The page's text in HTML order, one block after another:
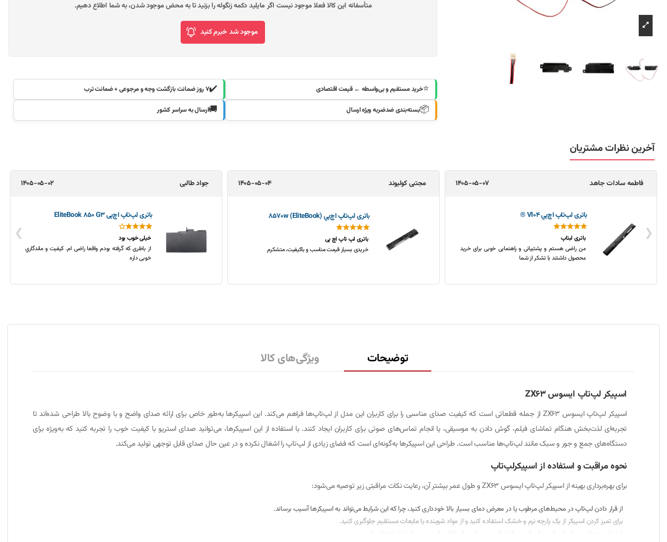
متأسفانه این کالا فعلا موجود نیست اگر مایلید دکمه زنگوله را بزنید تا به محض موجود شدن، به شما اطلاع دهیم.
موجود شد خبرم کنید
⭐خرید مستقیم و بی‌واسطه ← قیمت اقتصادی ✔️۷ روز ضمانت بازگشت وجه و مرجوعی + ضمانت ترب
📦بسته‌بندی ضدضربه ویژه ارسال 🚚ارسال به سراسر کشور
آخرین نظرات مشتریان
❮
❯
مجتبی کولیوند 1405-05-04
باتری لپ‌تاپ اچ‌پي 8570w (EliteBook)
باتری لپ تاپ اچ پی
خریدی بسیار قیمت مناسب و باکیفیت، متشکرم
جواد طالبی 1405-05-02
باتری لپ‌تاپ اچ‌پی EliteBook 850 G3
خیلی خوب بود
از باطری که گرفته بودم واقعا راضی ام. کیفیت و ماندگاري
محمد مازیار 1405-04-20
راضی هستم
این شارژ به دلیل قدیمی بودن لپ تاپ کم پیدا شده بود و
مدل های جدید دیگه سوزنی نیستند. خوشبختانه تو دیجی
کلبه این محصول رو پیدا کردم و خیلی زود به دستم
توضیحات ویژگی‌های کالا
اسپیکر لپ‌تاپ ایسوس ZX63
اسپیکر لپ‌تاپ ایسوس ZX63 از جمله قطعاتی است که کیفیت صدای مناسبی را برای کاربران این مدل از لپ‌تاپ‌ها فراهم می‌کند. این اسپیکرها به‌طور خاص برای ارائه صدای واضح و با وضوح بالا طراحی شده‌اند تا
تجربه‌ای لذت‌بخش هنگام تماشای فیلم، گوش دادن به موسیقی، یا انجام تماس‌های صوتی برای کاربران ایجاد کنند. با استفاده از این اسپیکرها، می‌توانید صدای استریو با کیفیت خوب را تجربه کنید که به‌ویژه برای
دستگاه‌های جمع و جور و سبک مانند لپ‌تاپ‌ها مناسب است. طراحی این اسپیکرها به‌گونه‌ای است که فضای زیادی از لپ‌تاپ را اشغال نکرده و در عین حال صدای قابل توجهی تولید می‌کند.
نحوه مراقبت و استفاده از اسپیکرلپ‌تاپ
برای بهره‌برداری بهینه از اسپیکر لپ‌تاپ ایسوس ZX63 و طول عمر بیشتر آن، رعایت نکات مراقبتی زیر توصیه می‌شود:
از قرار دادن لپ‌تاپ در محیط‌های مرطوب یا در معرض دمای بسیار بالا خودداری کنید، چرا که این شرایط می‌تواند به اسپیکرها آسیب برساند.
برای تمیز کردن اسپیکر از یک پارچه نرم و خشک استفاده کنید و از مواد شوینده یا مایعات مستقیم جلوگیری کنید.
از تنظیم صدای بسیار بلند که ممکن است باعث آسیب به اسپیکر یا افت کیفیت صدا شود، اجتناب کنید.